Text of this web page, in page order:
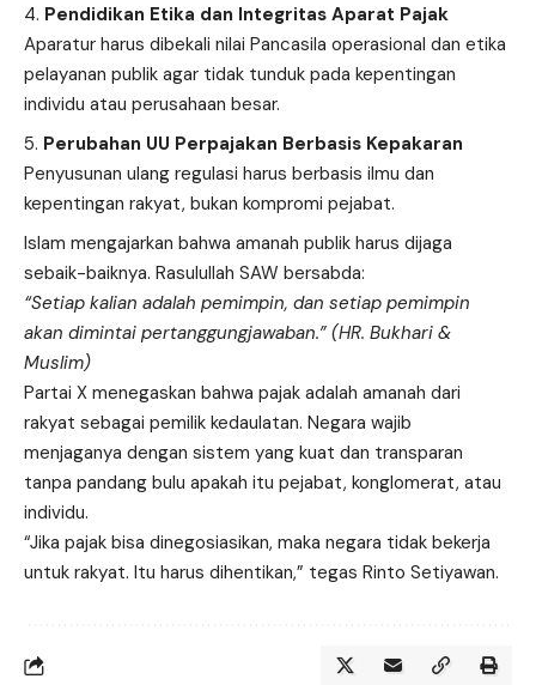
Pendidikan Etika dan Integritas Aparat Pajak
Aparatur harus dibekali nilai Pancasila operasional dan etika
pelayanan publik agar tidak tunduk pada kepentingan
individu atau perusahaan besar.
Perubahan UU Perpajakan Berbasis Kepakaran
Penyusunan ulang regulasi harus berbasis ilmu dan
kepentingan rakyat, bukan kompromi pejabat.
Islam mengajarkan bahwa amanah publik harus dijaga
sebaik-baiknya. Rasulullah SAW bersabda:
“Setiap kalian adalah pemimpin, dan setiap pemimpin
akan dimintai pertanggungjawaban.” (HR. Bukhari &
Muslim)
Partai X menegaskan bahwa pajak adalah amanah dari
rakyat sebagai pemilik kedaulatan. Negara wajib
menjaganya dengan sistem yang kuat dan transparan
tanpa pandang bulu apakah itu pejabat, konglomerat, atau
individu.
“Jika pajak bisa dinegosiasikan, maka negara tidak bekerja
untuk rakyat. Itu harus dihentikan,” tegas Rinto Setiyawan.